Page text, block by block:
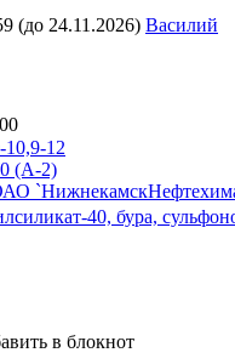
(до 24.11.2026) Василий
12
(А-2)
40, бура,
в блокнот